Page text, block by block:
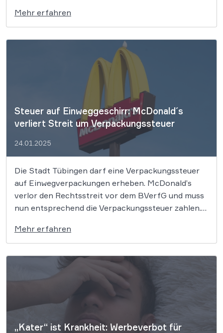
Nahrungsergänzungsmittel ist unzulässig. Dies hat
das Oberlandesgericht (OLG) Bamberg
entschieden. Der Begriff stelle eine
gesundheitsbezogene Angabe dar, die nicht belegt
und daher wettbewerbswidrig […]
Mehr erfahren
Steuer auf Einweggeschirr: McDonald´s
verliert Streit um Verpackungssteuer
24.01.2025
Die Stadt Tübingen darf eine Verpackungssteuer
auf Einwegverpackungen erheben. McDonald’s
verlor den Rechtsstreit vor dem BVerfG und muss
nun entsprechend die Verpackungssteuer zahlen.
auf Einweg-Verpackungen geben. Das
Bundesverfassungsgericht (BVerfG) hat
entschieden, dass die Tübinger Verpackungssteuer
verfassungsgemäß ist, da sie als örtliche […]
Mehr erfahren
„Kater“ ist Krankheit: Werbeverbot für